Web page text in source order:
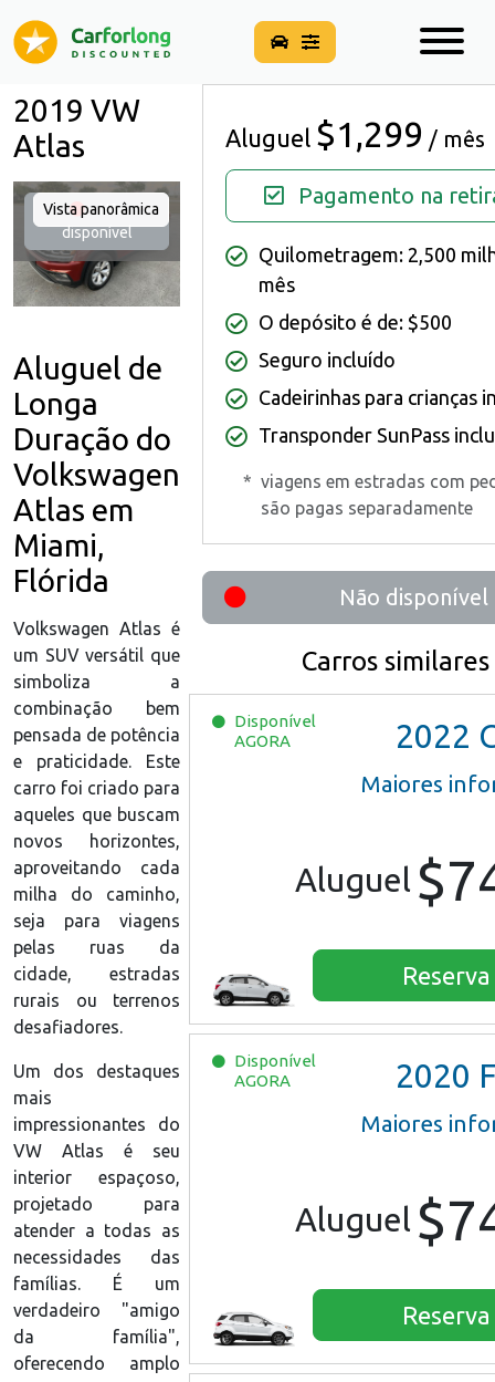
2019 VW
Atlas
Vista panorâmica
Não
disponível
Aluguel $1,299 / mês
Pagamento na
Quilometragem: 2,500
mês
O depósito é de: $500
Seguro incluído
Cadeirinhas para crianças
Transponder SunPass
* viagens em estradas com
são pagas separadamente
Não disponível
Carros similares
Disponível
AGORA
2022
Maiores
Aluguel
Reserva
Disponível
AGORA
2020
Maiores
Aluguel
Reserva
Aluguel de
Longa
Duração do
Volkswagen
Atlas em
Miami,
Flórida
Volkswagen Atlas é
um SUV versátil que
simboliza a
combinação bem
pensada de potência
e praticidade. Este
carro foi criado para
aqueles que buscam
novos horizontes,
aproveitando cada
milha do caminho,
seja para viagens
pelas ruas da
cidade, estradas
rurais ou terrenos
desafiadores.
Um dos destaques
mais
impressionantes do
VW Atlas é seu
interior espaçoso,
projetado para
atender a todas as
necessidades das
famílias. É um
verdadeiro "amigo
da família",
oferecendo amplo